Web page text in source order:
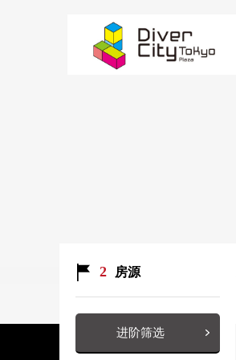
2 房源
进阶筛选